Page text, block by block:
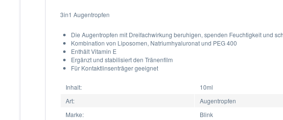
3in1 Augentropfen
Die Augentropfen mit Dreifachwirkung beruhigen, spenden Feuchtigkeit und
Kombination von Liposomen, Natriumhyaluronat und PEG 400
Enthält Vitamin E
Ergänzt und stabilisiert den Tränenfilm
Für Kontaktlinsenträger geeignet
Inhalt:
10ml
Art:
Augentropfen
Marke:
Blink